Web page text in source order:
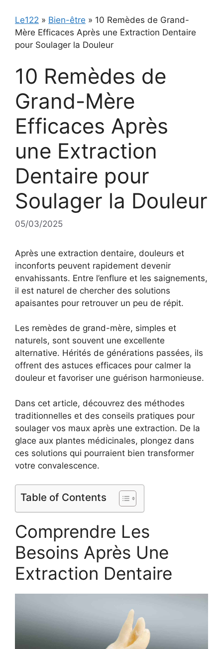
Le122 » Bien-être » 10 Remèdes de Grand-
Mère Efficaces Après une Extraction Dentaire
pour Soulager la Douleur
10 Remèdes de
Grand-Mère
Efficaces Après
une Extraction
Dentaire pour
Soulager la Douleur
05/03/2025
Après une extraction dentaire, douleurs et
inconforts peuvent rapidement devenir
envahissants. Entre l’enflure et les saignements,
il est naturel de chercher des solutions
apaisantes pour retrouver un peu de répit.
Les remèdes de grand-mère, simples et
naturels, sont souvent une excellente
alternative. Hérités de générations passées, ils
offrent des astuces efficaces pour calmer la
douleur et favoriser une guérison harmonieuse.
Dans cet article, découvrez des méthodes
traditionnelles et des conseils pratiques pour
soulager vos maux après une extraction. De la
glace aux plantes médicinales, plongez dans
ces solutions qui pourraient bien transformer
votre convalescence.
Table of Contents
Comprendre Les
Besoins Après Une
Extraction Dentaire